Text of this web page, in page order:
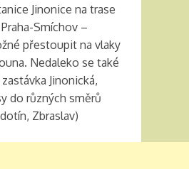
Jinonice na trase
Smíchov –
přestoupit na vlaky
Nedaleko se také
Jinonická,
do různých směrů
Zbraslav)